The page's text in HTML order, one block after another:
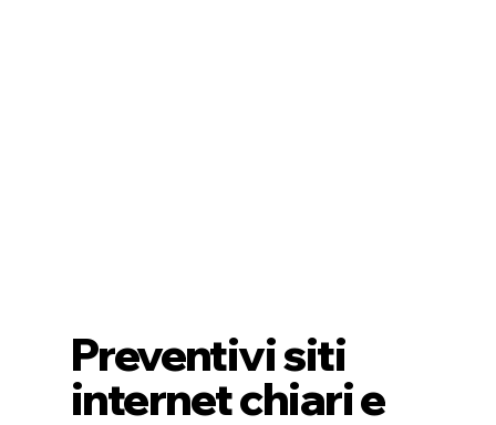
Preventivi siti
internet chiari e